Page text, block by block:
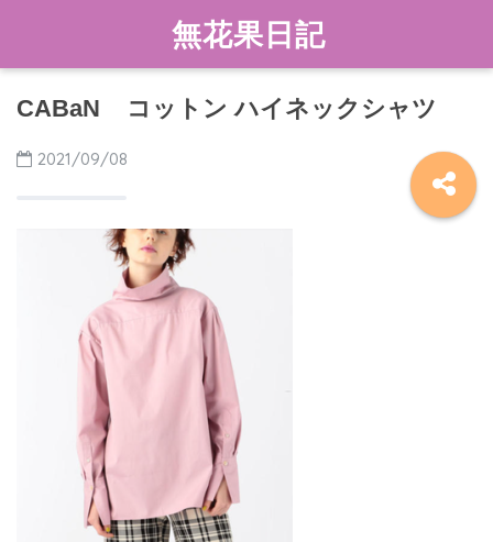
無花果日記
CABaN コットン ハイネックシャツ
2021/09/08